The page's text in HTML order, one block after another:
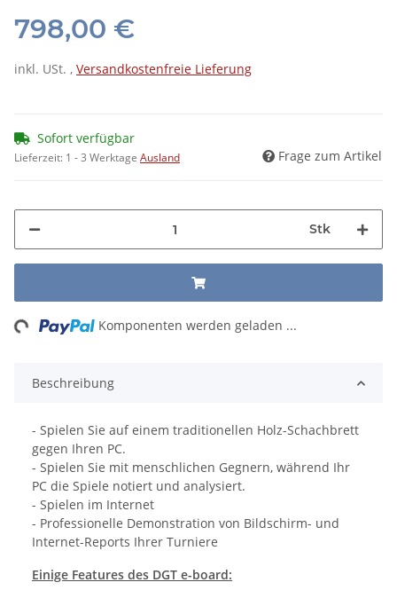
798,00 €
inkl. USt. , Versandkostenfreie Lieferung
Sofort verfügbar
Lieferzeit: 1 - 3 Werktage Ausland Frage zum Artikel
Stk
Komponenten werden geladen ...
Beschreibung
- Spielen Sie auf einem traditionellen Holz-Schachbrett
gegen Ihren PC.
- Spielen Sie mit menschlichen Gegnern, während Ihr
PC die Spiele notiert und analysiert.
- Spielen im Internet
- Professionelle Demonstration von Bildschirm- und
Internet-Reports Ihrer Turniere
Einige Features des DGT e-board: